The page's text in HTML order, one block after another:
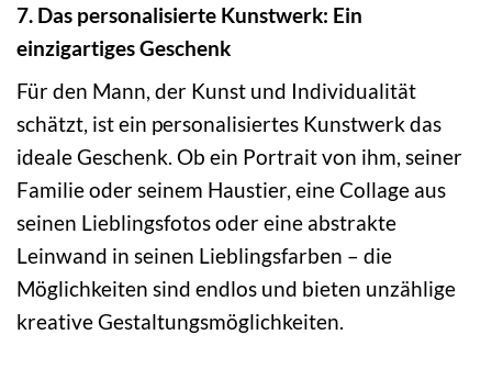
7. Das personalisierte Kunstwerk: Ein
einzigartiges Geschenk
Für den Mann, der Kunst und Individualität
schätzt, ist ein personalisiertes Kunstwerk das
ideale Geschenk. Ob ein Portrait von ihm, seiner
Familie oder seinem Haustier, eine Collage aus
seinen Lieblingsfotos oder eine abstrakte
Leinwand in seinen Lieblingsfarben – die
Möglichkeiten sind endlos und bieten unzählige
kreative Gestaltungsmöglichkeiten.